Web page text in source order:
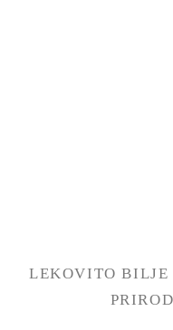
LEKOVITO BILJE